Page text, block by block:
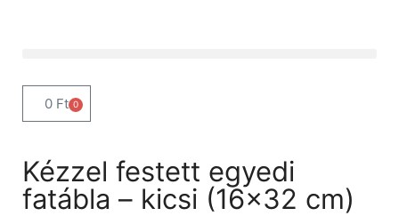
0 Ft 0
Kézzel festett egyedi
fatábla – kicsi (16×32 cm)